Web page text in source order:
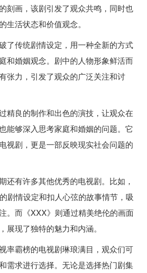
刻画，该剧引发了观众共鸣，同时也
生活状态和价值观念。
了传统剧情设定，用一种全新的方式
和婚姻观念。剧中的人物形象鲜活而
张力，引发了观众的广泛关注和讨
精良的制作和出色的演技，让观众在
能够深入思考家庭和婚姻的问题。它
视剧，更是一部反映现实社会问题的
还有许多其他优秀的电视剧。比如，
剧情设定和扣人心弦的故事情节，吸
。而《XXX》则通过精美绝伦的画面
展现了独特的魅力和内涵。
率霸榜的电视剧琳琅满目，观众们可
需求进行选择。无论是选择热门剧集